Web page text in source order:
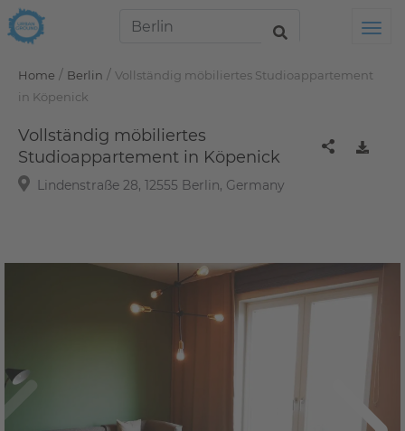
Home / Berlin / Vollständig möbiliertes Studioappartement
in Köpenick
Vollständig möbiliertes
Studioappartement in Köpenick
Lindenstraße 28, 12555 Berlin, Germany